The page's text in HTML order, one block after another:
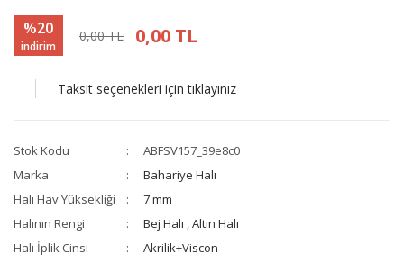
%20
indirim
0,00 TL 0,00 TL
Taksit seçenekleri içintıklayınız
Stok Kodu
ABFSV157_39e8c0
Marka
Bahariye Halı
Halı Hav Yüksekliği
7 mm
Halının Rengi
Bej Halı ,Altın Halı
Halı İplik Cinsi
Akrilik+Viscon